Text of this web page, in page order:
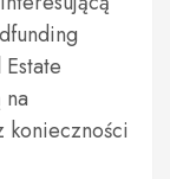
konieczności